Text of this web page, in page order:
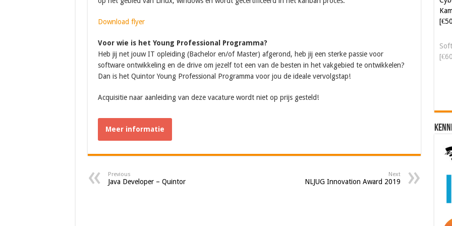
Download flyer
Voor wie is het Young Professional Programma?
Heb jij net jouw IT opleiding (Bachelor en/of Master) afgerond, heb jij een sterke passie voor
software ontwikkeling en de drive om jezelf tot een van de besten in het vakgebied te ontwikkelen?
Dan is het Quintor Young Professional Programma voor jou de ideale vervolgstap!
Acquisitie naar aanleiding van deze vacature wordt niet op prijs gesteld!
Meer informatie
Previous
Java Developer – Quintor
Next
NLJUG Innovation Award 2019